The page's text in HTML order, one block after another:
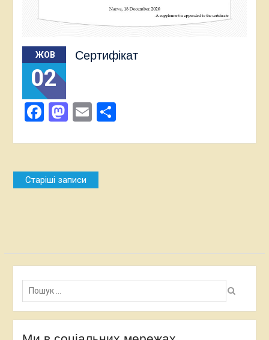
ЖОВ
02
Сертифікат
Facebook
Mastodon
EmailПоділитися
Навігація
за
Старіші записи
Пошук: